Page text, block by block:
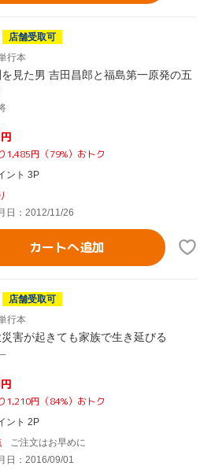
店舗受取可
行本
見た男 吉田昌郎と福島第一原発の五
円
1,485円（79%）おトク
ント 3P
日：2012/11/26
カートへ追加
店舗受取可
行本
害が起きても家族で生き延びる
円
1,210円（84%）おトク
ント 2P
ご注文はお早めに
日：2016/09/01